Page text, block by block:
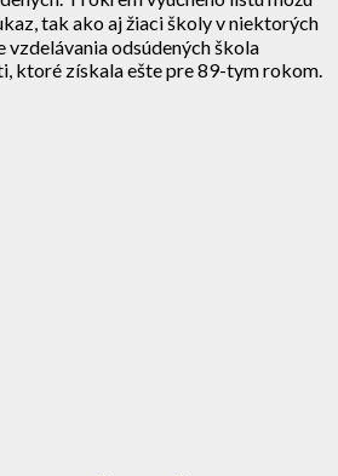
tak ako aj žiaci školy v niektorých
odsúdených škola
ktoré získala ešte pre 89-tym rokom.